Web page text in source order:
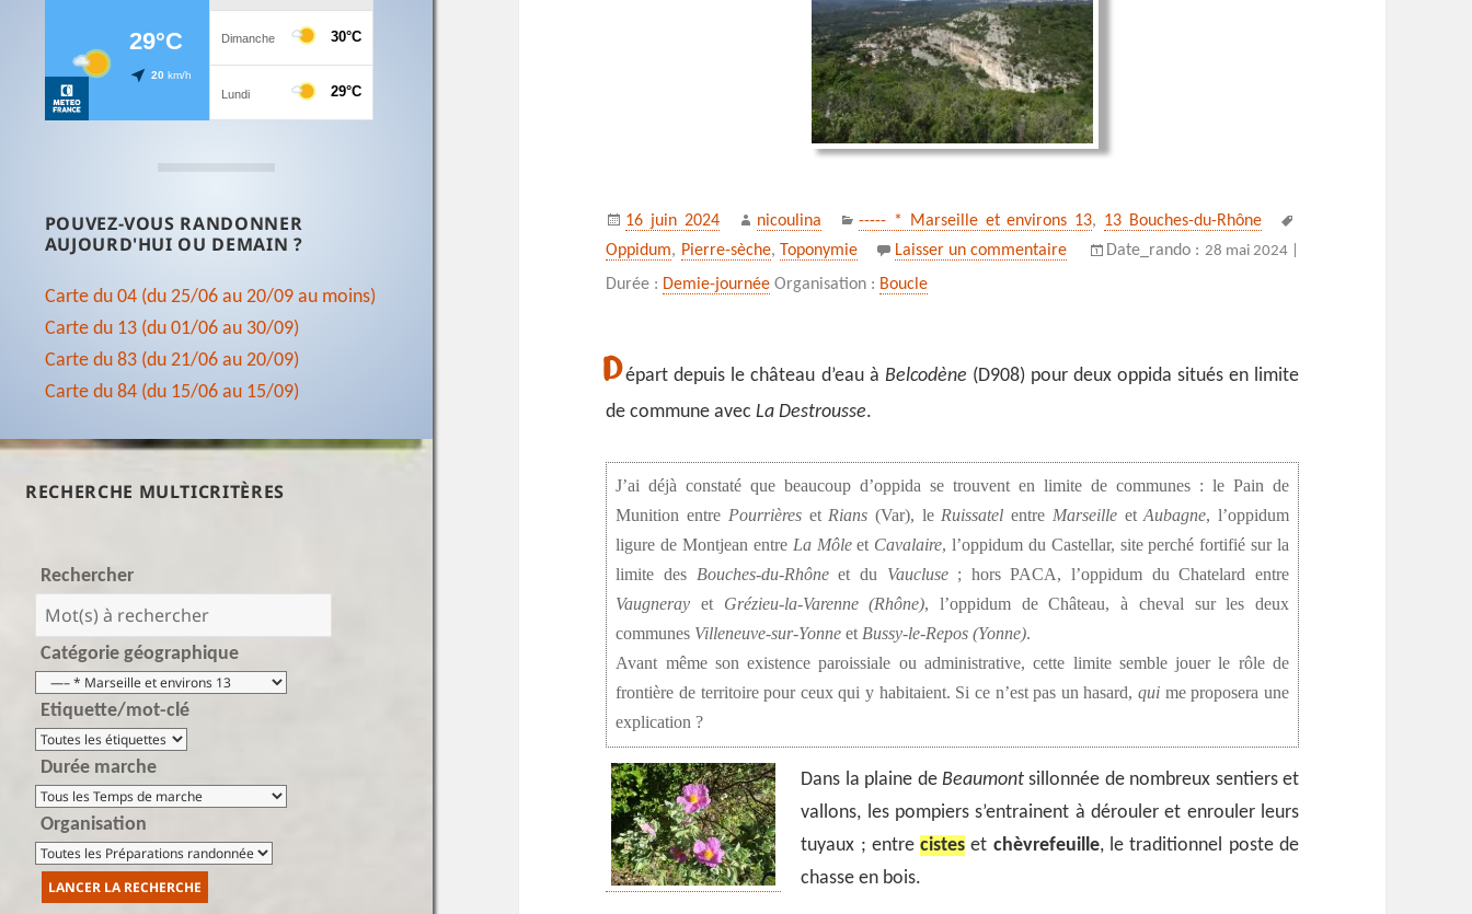
POUVEZ-VOUS RANDONNER
AUJOURD'HUI OU DEMAIN ?
Carte du 04 (du 25/06 au 20/09 au moins)
Carte du 13 (du 01/06 au 30/09)
Carte du 83 (du 21/06 au 20/09)
Carte du 84 (du 15/06 au 15/09)
RECHERCHE MULTICRITÈRES
Rechercher
Catégorie géographique
Etiquette/mot-clé
Durée marche
Organisation
Publié
le
16 juin 2024 Auteur
nicoulina Catégories
----- * Marseille et environs 13, 13 Bouches-du-Rhône
Oppidum, Pierre-sèche, Toponymie Laisser un commentaire sur Une boucle, deux oppida
Date_rando : 28 mai 2024 |
Durée : Demie-journée Organisation : Boucle
Départ depuis le château d’eau à Belcodène (D908) pour deux oppida situés en limite
de commune avecLa Destrousse.
J’ai déjà constaté que beaucoup d’oppida se trouvent en limite de communes : le Pain de
Munition entre PourrièresetRians (Var), leRuissatelentre MarseilleetAubagne, l’oppidum
ligure de Montjean entre La Môleet Cavalaire, l’oppidum du Castellar, site perché fortifié sur la
limite des Bouches-du-Rhôneet du Vaucluse; hors PACA, l’oppidum du Chatelard entre
Vaugneray et Grézieu-la-Varenne (Rhône), l’oppidum de Château, à cheval sur les deux
communes Villeneuve-sur-Yonne etBussy-le-Repos (Yonne).
Avant même son existence paroissiale ou administrative, cette limite semble jouer le rôle de
frontière de territoire pour ceux qui y habitaient. Si ce n’est pas un hasard,qui me proposera une
explication ?
Dans la plaine de Beaumontsillonnée de nombreux sentiers et
vallons, les pompiers s’entrainent à dérouler et enrouler leurs
tuyaux ; entrecistes et chèvrefeuille, le traditionnel poste de
chasse en bois.